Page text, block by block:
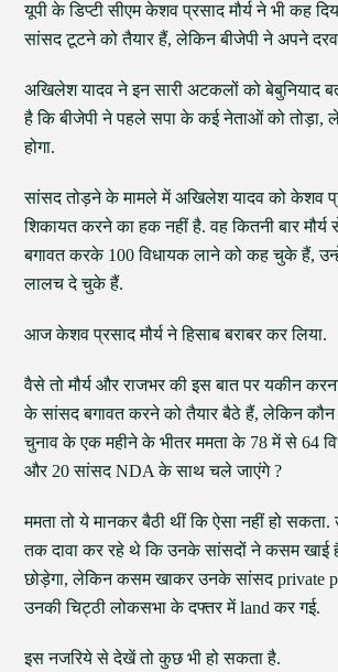
यूपी के डिप्टी सीएम केशव प्रसाद मौर्य ने भी कह
सांसद टूटने को तैयार हैं, लेकिन बीजेपी ने अपने
अखिलेश यादव ने इन सारी अटकलों को बेबुनियाद
है कि बीजेपी ने पहले सपा के कई नेताओं को तोड़ा,
होगा.
सांसद तोड़ने के मामले में अखिलेश यादव को केशव
शिकायत करने का हक नहीं है. वह कितनी बार
बगावत करके 100 विधायक लाने को कह चुके हैं,
लालच दे चुके हैं.
आज केशव प्रसाद मौर्य ने हिसाब बराबर कर लिया.
वैसे तो मौर्य और राजभर की इस बात पर यकीन
के सांसद बगावत करने को तैयार बैठे हैं, लेकिन
चुनाव के एक महीने के भीतर ममता के 78 में से 64
और 20 सांसद NDA के साथ चले जाएंगे ?
ममता तो ये मानकर बैठी थीं कि ऐसा नहीं हो
तक दावा कर रहे थे कि उनके सांसदों ने कसम खाई है
छोड़ेगा, लेकिन कसम खाकर उनके सांसद private
उनकी चिट्ठी लोकसभा के दफ्तर में land कर गई.
इस नजरिये से देखें तो कुछ भी हो सकता है.